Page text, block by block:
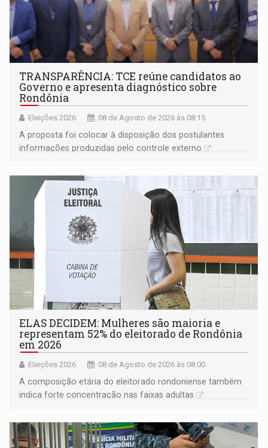
TRANSPARÊNCIA: TCE reúne candidatos ao
Governo e apresenta diagnóstico sobre
Rondônia
Eleições 2026 08 de Agosto de 2026 às 08:15
A proposta foi colocar à disposição dos postulantes
informações produzidas pelo controle externo
ELAS DECIDEM: Mulheres são maioria e
representam 52% do eleitorado de Rondônia
em 2026
Eleições 2026 08 de Agosto de 2026 às 08:00
A composição etária do eleitorado rondoniense também
indica forte concentração nas faixas adultas